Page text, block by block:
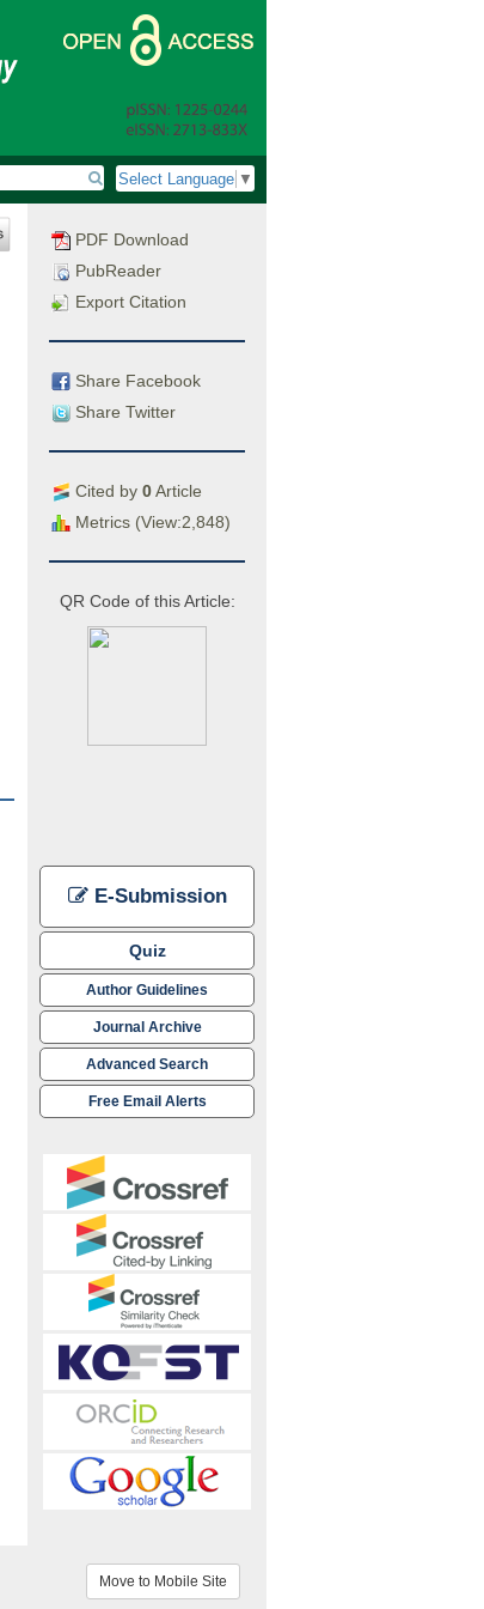
Select Language ▼
PDF Download
PubReader
Export Citation
Share Facebook
Share Twitter
Cited by 0Article
Metrics (View:2,848)
QR Code of this Article:
E-Submission
Quiz
Author Guidelines
Journal Archive
Advanced Search
Free Email Alerts
Move to Mobile Site